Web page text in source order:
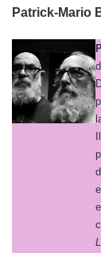
Patrick-Mario